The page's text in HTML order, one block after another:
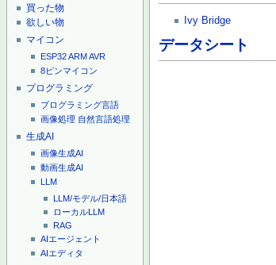
買った物
欲しい物
マイコン
ESP32ARMAVR
8ピンマイコン
プログラミング
プログラミング言語
画像処理 自然言語処理
生成AI
画像生成AI
動画生成AI
LLM
LLM/モデル/日本語
ローカルLLM
RAG
AIエージェント
AIエディタ
Ivy Bridge
データシート